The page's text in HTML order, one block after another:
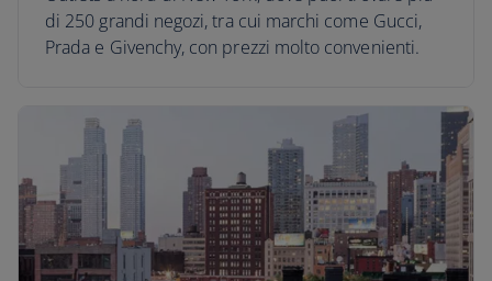
di 250 grandi negozi, tra cui marchi come Gucci,
Prada e Givenchy, con prezzi molto convenienti.